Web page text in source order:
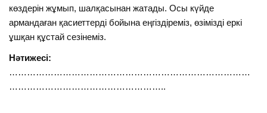
көздерін жұмып, шалқасынан жатады. Осы күйде
армандаған қасиеттерді бойына еңгіздіреміз, өзімізді еркі
ұшқан құстай сезінеміз.
Нәтижесі:
………………………………………………………………………
……………………………………………..